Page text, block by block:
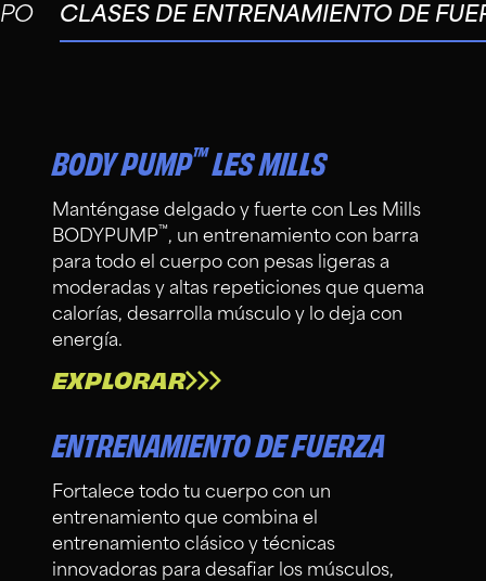
CLASES DE ENTRENAMIENTO DE
BODY PUMP™LES MILLS
Manténgase delgado y fuerte con Les Mills
BODYPUMP™, un entrenamiento con barra
para todo el cuerpo con pesas ligeras a
moderadas y altas repeticiones que quema
calorías, desarrolla músculo y lo deja con
energía.
EXPLORAR
ENTRENAMIENTO DE FUERZA
Fortalece todo tu cuerpo con un
entrenamiento que combina el
entrenamiento clásico y técnicas
innovadoras para desafiar los músculos,